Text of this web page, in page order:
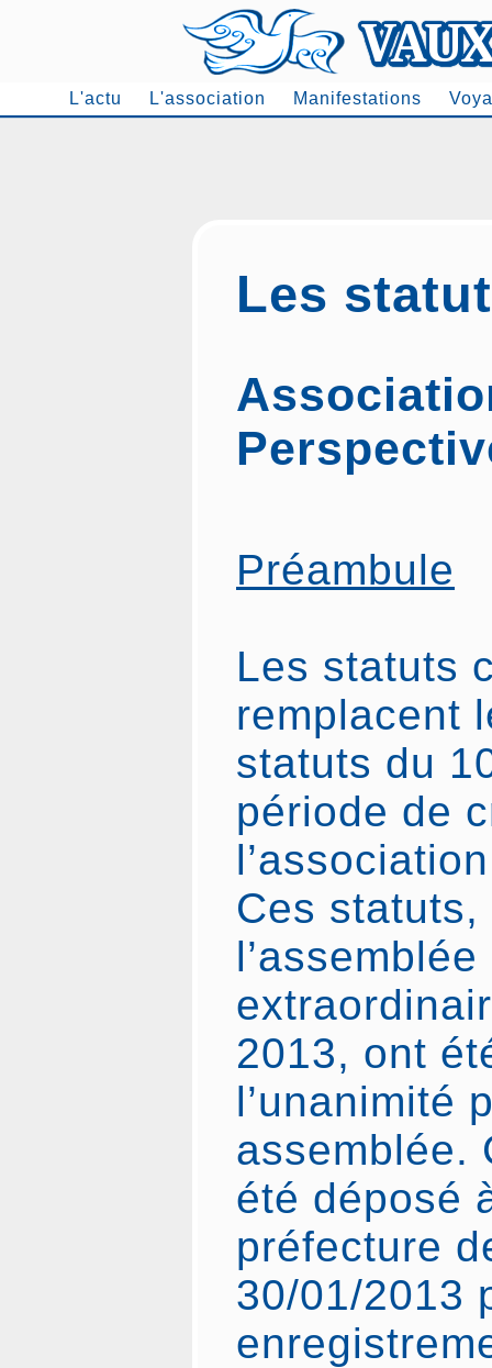
L'actu L'association Manifestations
Les
Préambule
Les statuts
remplacent
statuts du
période de
Ces
2013, ont
l’unanimité
assemblée.
été déposé
préfecture
30/01/2013